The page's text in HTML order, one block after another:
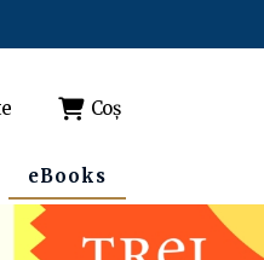
Coș
eBooks